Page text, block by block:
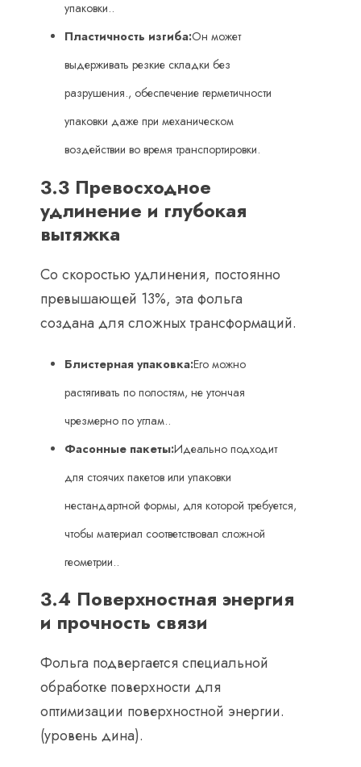
упаковки..
Пластичность изгиба:Он может
выдерживать резкие складки без
разрушения., обеспечение герметичности
упаковки даже при механическом
воздействии во время транспортировки.
3.3 Превосходное
удлинение и глубокая
вытяжка
Со скоростью удлинения, постоянно
превышающей 13%, эта фольга
создана для сложных трансформаций.
Блистерная упаковка:Его можно
растягивать по полостям, не утончая
чрезмерно по углам..
Фасонные пакеты:Идеально подходит
для стоячих пакетов или упаковки
нестандартной формы, для которой требуется,
чтобы материал соответствовал сложной
геометрии..
3.4 Поверхностная энергия
и прочность связи
Фольга подвергается специальной
обработке поверхности для
оптимизации поверхностной энергии.
(уровень дина).